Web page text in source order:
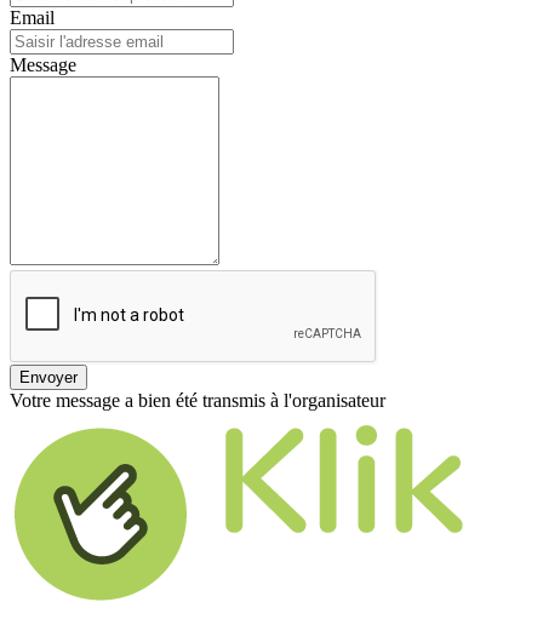
Email
Message
Envoyer
Votre message a bien été transmis à l'organisateur